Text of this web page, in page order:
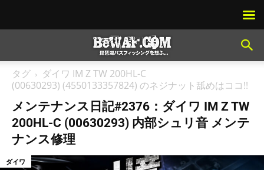
タグ
ダイワ IM Z TW 200HL-C
(00630293) (4550133357824) のネジナット舐めはココ!!
メンテナンス日記#2376：ダイワ IM Z TW
200HL-C (00630293) 内部シュリ音 メンテ
ナンス修理
ダイワ